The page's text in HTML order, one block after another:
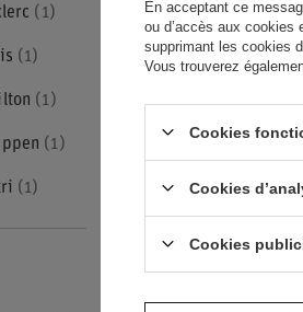
1
1
1
1
1
27,70
En acceptant ce
ou d’accès aux cookies
supprimant les cookies
Vous trouverez
Cookies
Cookies
Cookies